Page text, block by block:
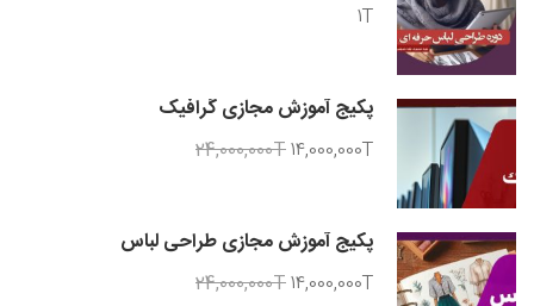
1T
پکیج آموزش مجازی گرافیک
24,000,000T14,000,000T
پکیج آموزش مجازی طراحی لباس
24,000,000T14,000,000T